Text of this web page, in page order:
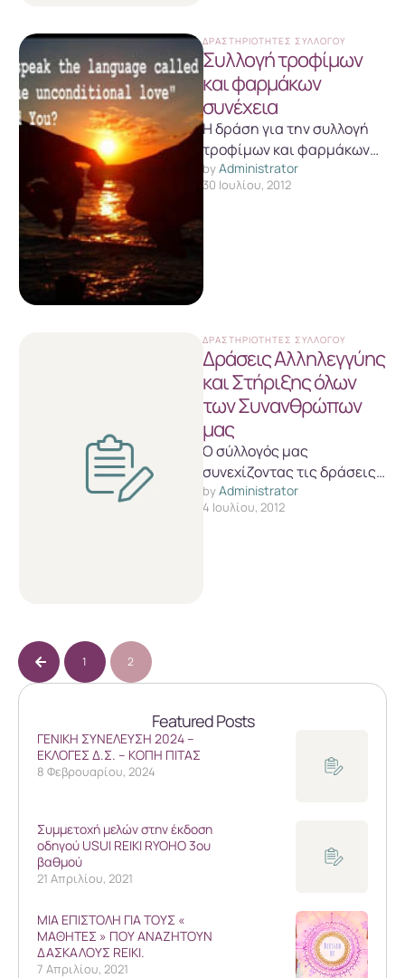
ΔΡΑΣΤΗΡΙΌΤΗΤΕΣ ΣΥΛΛΌΓΟΥ
Συλλογή τροφίμων
και φαρμάκων
συνέχεια
Η δράση για την συλλογή
τροφίμων και φαρμάκων
για τους συνανθρώπους
μας ολοκληρώθηκε ως
by Administrator
30 Ιουλίου, 2012
ΔΡΑΣΤΗΡΙΌΤΗΤΕΣ ΣΥΛΛΌΓΟΥ
Δράσεις Αλληλεγγύης
και Στήριξης όλων
των Συνανθρώπων
μας
Ο σύλλογός μας
συνεχίζοντας τις δράσεις
αλληλεγγύης και στήριξης
όλων των συνανθρώπων
by Administrator
4 Ιουλίου, 2012
1 2
Featured Posts
ΓΕΝΙΚΗ ΣΥΝΕΛΕΥΣΗ 2024 –
ΕΚΛΟΓΕΣ Δ.Σ. – ΚΟΠΗ ΠΙΤΑΣ
8 Φεβρουαρίου, 2024
Συμμετοχή μελών στην έκδοση
οδηγού USUI REIKI RYOHO 3ου
βαθμού
21 Απριλίου, 2021
ΜΙΑ ΕΠΙΣΤΟΛΗ ΓΙΑ ΤΟΥΣ «
ΜΑΘΗΤΕΣ » ΠΟΥ ΑΝΑΖΗΤΟΥΝ
ΔΑΣΚΑΛΟΥΣ REIKI.
7 Απριλίου, 2021